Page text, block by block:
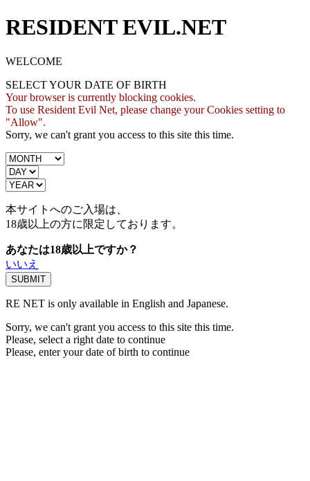
RESIDENT EVIL.NET
WELCOME
SELECT YOUR DATE OF BIRTH
Your browser is currently blocking cookies.
To use Resident Evil Net, please change your Cookies setting to
"Allow".
Sorry, we can't grant you access to this site this time.
本サイトへのご入場は、
18歳以上の方に限定しております。
あなたは18歳以上ですか？
いいえ
RE NET is only available in English and Japanese.
Sorry, we can't grant you access to this site this time.
Please, select a right date to continue
Please, enter your date of birth to continue